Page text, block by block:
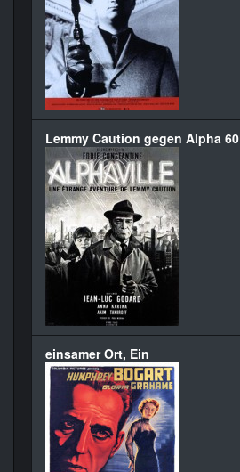
Lemmy Caution gegen Alpha 60
einsamer Ort, Ein